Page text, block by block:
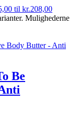
til kr.208,00
Mulighederne
Be